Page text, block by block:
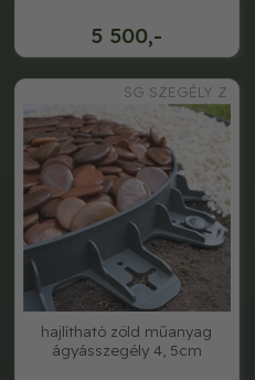
5 500,-
SG SZEGÉLY Z
hajlítható zöld műanyag
ágyásszegély 4, 5cm